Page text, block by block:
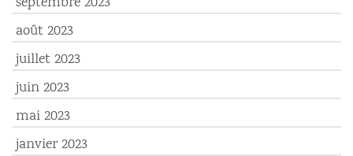
août 2023
juillet 2023
juin 2023
mai 2023
janvier 2023